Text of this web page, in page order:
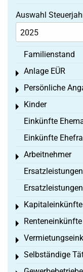
Auswahl
Familienstand
Anlage EÜR
Toggle menu
Persönliche
Toggle menu
Kinder
Toggle menu
Einkünfte
Einkünfte
Arbeitnehmer
Toggle menu
Kapitaleinkünfte
Toggle menu
Renteneinkünfte
Toggle menu
Toggle menu
Selbständige
Toggle menu